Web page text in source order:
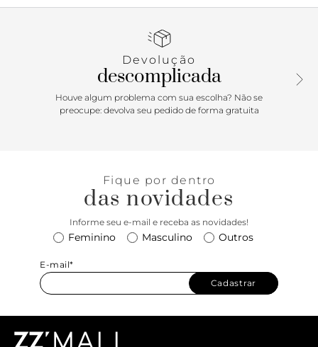
De bico redondo, traz biqueira branca e fecho em cadarços
Divertido e despojado, o tênis de lona tem uma pegada
retrô e traz uma inspiração 70's, trend da temporada. Mega
Devolução
descomplicada
Houve algum problema com sua escolha? Não se
preocupe: devolva seu pedido de forma gratuita
Fique por dentro
das novidades
Informe seu e-mail e receba as novidades!
Feminino Masculino Outros
E-mail*
Cadastrar